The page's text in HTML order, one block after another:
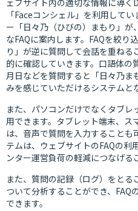
「Faceコンシェル」を利用して
ー「日々乃（ひびの）まもり」
なFAQに案内します。FAQを絞り
り」が逆に質問して会話を重ね
的に確認していきます。口語体
月日などを質問すると「日々乃ま
みを感じていただけるシステムと
また、パソコンだけでなくタブ
用できます。タブレット端末、ス
は、音声で質問を入力することも
テムは、ウェブサイトのFAQの利
ンター運営負荷の軽減につなげる
また、質問の記録（ログ）をとる
ついて分析することができ、FAQ
できます。